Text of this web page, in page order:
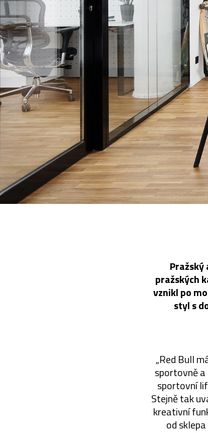
pražských
vznikl po
styl s
„Red Bull
sportovně
sportovní
Stejně tak
kreativní
od